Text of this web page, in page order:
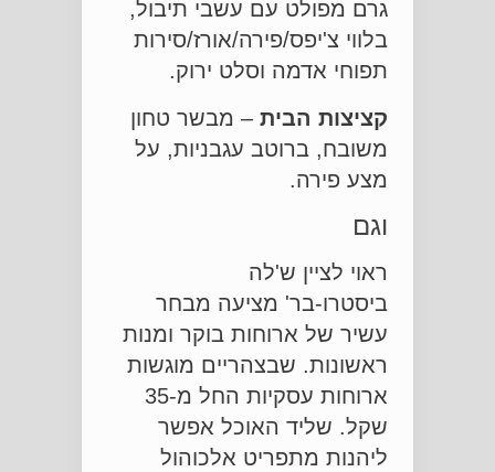
גרם מפולט עם עשבי תיבול,
בלווי צ'יפס/פירה/אורז/סירות
תפוחי אדמה וסלט ירוק.
קציצות הבית– מבשר טחון
משובח, ברוטב עגבניות, על
מצע פירה.
וגם
ראוי לציין ש'לה
ביסטרו-בר' מציעה מבחר
עשיר של ארוחות בוקר ומנות
ראשונות. שבצהריים מוגשות
ארוחות עסקיות החל מ-35
שקל. שליד האוכל אפשר
ליהנות מתפריט אלכוהול